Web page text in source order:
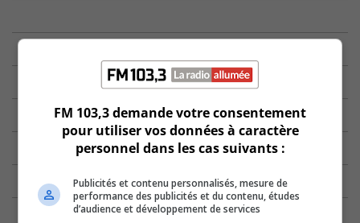
FM 103,3 demande votre consentement
pour utiliser vos données à caractère
personnel dans les cas suivants :
Publicités et contenu personnalisés, mesure de
performance des publicités et du contenu, études
d’audience et développement de services